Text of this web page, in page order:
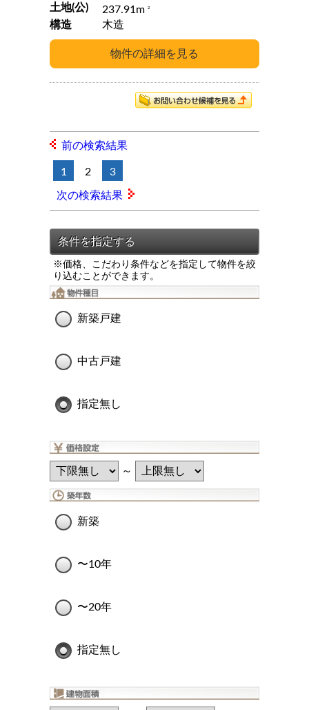
土地(公)
237.91m 2
構造 木造
前の検索結果
1 2 3
次の検索結果
※価格、こだわり条件などを指定して物件を絞
り込むことができます。
新築戸建
中古戸建
指定無し
～
新築
〜10年
〜20年
指定無し